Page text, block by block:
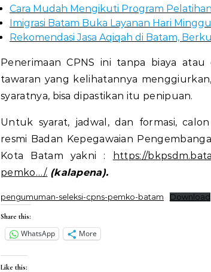
Cara Mudah Mengikuti Program
Imigrasi Batam Buka Layanan Hari
Rekomendasi Jasa Aqiqah di Batam,
Penerimaan CPNS ini tanpa biaya
tawaran yang kelihatannya
syaratnya, bisa dipastikan itu penipuan.
Untuk syarat, jadwal, dan formasi,
resmi Badan Kepegawaian
Kota Batam yakni :
https://
pemko…/. (kalapena).
pengumuman-seleksi-cpns-pemko-batam Download
Share this:
WhatsApp More
Like this: